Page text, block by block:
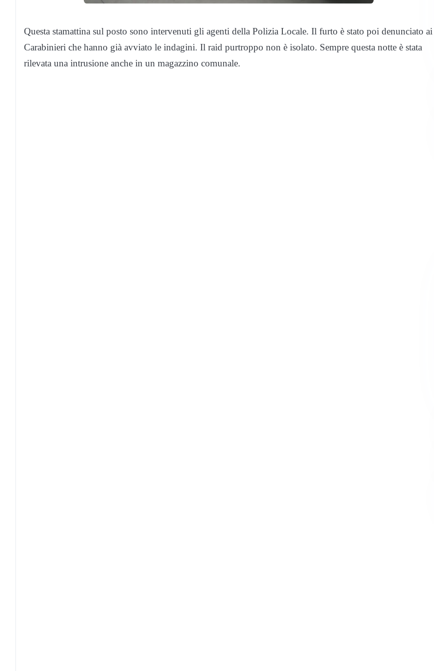
Questa stamattina sul posto sono intervenuti gli agenti della Polizia Locale. Il furto è stato poi denunciato ai
Carabinieri che hanno già avviato le indagini. Il raid purtroppo non è isolato. Sempre questa notte è stata
rilevata una intrusione anche in un magazzino comunale.